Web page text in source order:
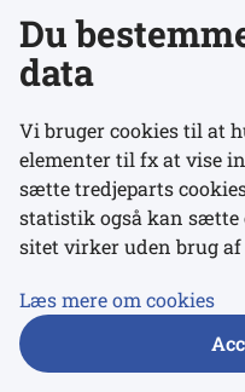
Se alle
Links
Udgivelser
Du
data
Vi bruger cookies til at
elementer til fx at vise
sætte tredjeparts
statistik også kan sætte
sitet virker uden brug af
Læs mere om cookies